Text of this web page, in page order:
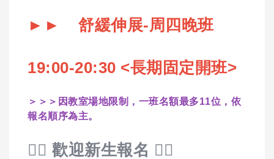
►► 舒緩伸展-周四晚班
19:00-20:30 <長期固定開班>
＞＞＞因教室場地限制，一班名額最多11位，依
報名順序為主。
🙋‍♀️ 歡迎新生報名 🙋‍♀️